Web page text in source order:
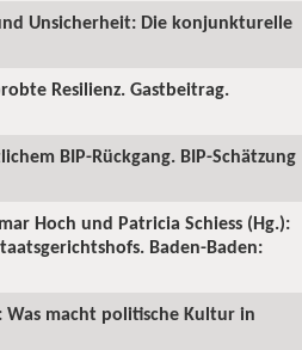
Unsicherheit: Die konjunkturelle
Resilienz. Gastbeitrag.
BIP-Rückgang. BIP-Schätzung
Hoch und Patricia Schiess (Hg.):
Baden-Baden:
macht politische Kultur in